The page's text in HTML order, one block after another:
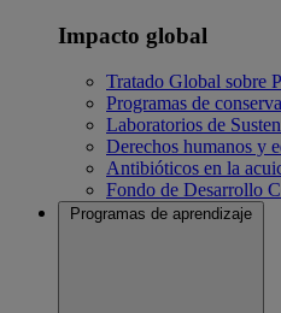
Impacto global
Tratado Global sobre
Programas de
Laboratorios de
Derechos humanos y
Antibióticos en la
Fondo de Desarrollo
Programas de aprendizaje